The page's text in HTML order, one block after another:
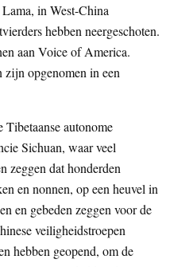
in West-China
hebben neergeschoten.
aan Voice of America.
zijn opgenomen in een
autonome
Sichuan, waar veel
zeggen dat honderden
en nonnen, op een heuvel in
en gebeden zeggen voor de
veiligheidstroepen
hebben geopend, om de